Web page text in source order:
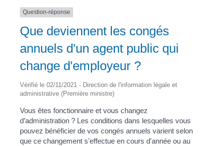
Question-réponse
Que deviennent les congés
annuels d'un agent public qui
change d'employeur ?
Vérifié le 02/11/2021 - Direction de l'information légale et
administrative (Première ministre)
Vous êtes fonctionnaire et vous changez
d’administration ? Les conditions dans lesquelles vous
pouvez bénéficier de vos congés annuels varient selon
que ce changement s'effectue en cours d'année ou au